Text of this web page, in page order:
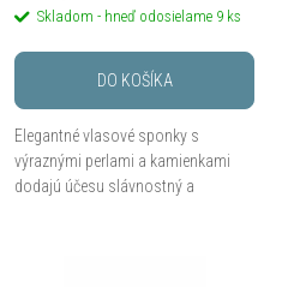
r
o
d
r
d
u
Skladom - hneď odosielame 9 ks
DO KOŠÍKA
Elegantné vlasové sponky s
výraznými perlami a kamienkami
dodajú účesu slávnostný a